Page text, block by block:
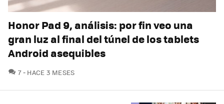
Honor Pad 9, análisis: por fin veo una
gran luz al final del túnel de los tablets
Android asequibles
7COMENTARIOS
HACE 3 MESES